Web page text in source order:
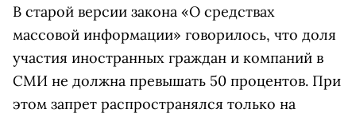
В старой версии закона «О средствах
массовой информации» говорилось, что доля
участия иностранных граждан и компаний в
СМИ не должна превышать 50 процентов. При
этом запрет распространялся только на